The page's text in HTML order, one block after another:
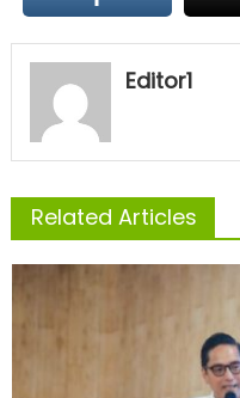
Editor1
Related Articles